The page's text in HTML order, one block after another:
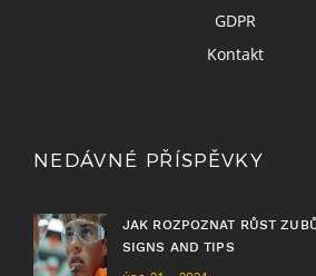
GDPR
Kontakt
NEDÁVNÉ PŘÍSPĚVKY
JAK ROZPOZNAT RŮST
SIGNS AND TIPS